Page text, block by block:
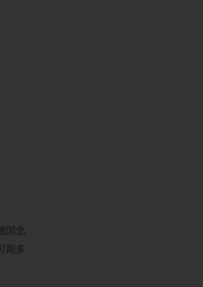
国北
能多